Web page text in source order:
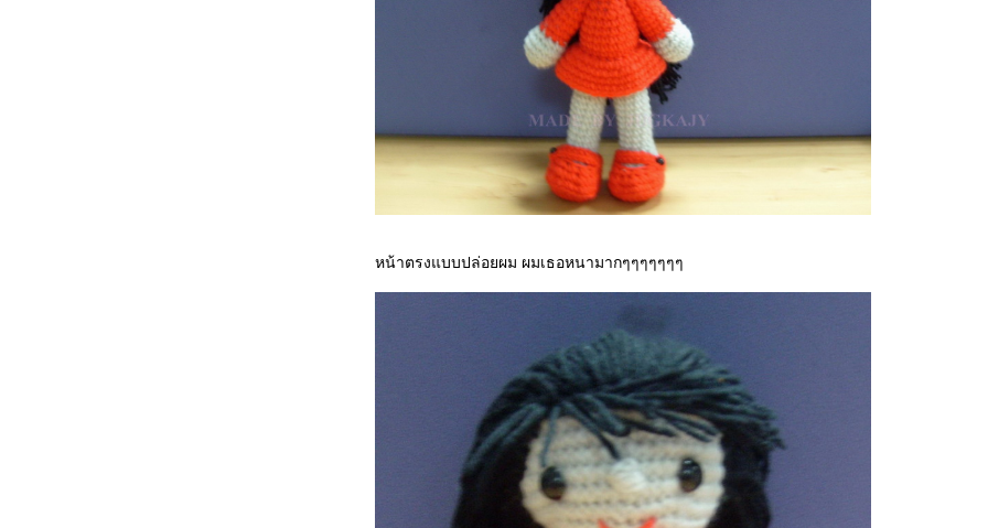
หน้าตรงแบบปล่อยผม ผมเธอหนามากๆๆๆๆๆๆๆ